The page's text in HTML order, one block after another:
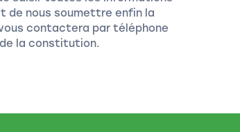
de nous soumettre enfin la
contactera par téléphone
la constitution.